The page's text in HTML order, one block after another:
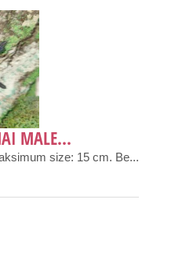
MALE...
size: 15 cm. Be...